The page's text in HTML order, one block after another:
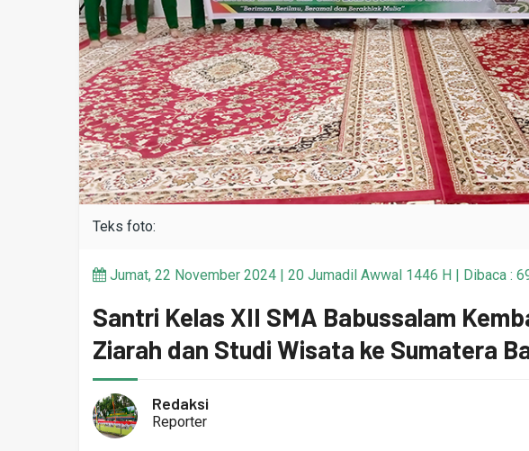
Teks foto:
Jumat, 22 November 2024 | 20 Jumadil Awwal 1446 H | Dibaca :
Santri Kelas XII SMA Babussalam
Ziarah dan Studi Wisata ke Sumatera
Redaksi
Reporter